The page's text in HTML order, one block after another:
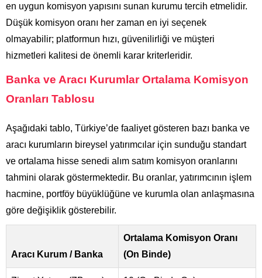
en uygun komisyon yapısını sunan kurumu tercih etmelidir.
Düşük komisyon oranı her zaman en iyi seçenek
olmayabilir; platformun hızı, güvenilirliği ve müşteri
hizmetleri kalitesi de önemli karar kriterleridir.
Banka ve Aracı Kurumlar Ortalama Komisyon
Oranları Tablosu
Aşağıdaki tablo, Türkiye’de faaliyet gösteren bazı banka ve
aracı kurumların bireysel yatırımcılar için sunduğu standart
ve ortalama hisse senedi alım satım komisyon oranlarını
tahmini olarak göstermektedir. Bu oranlar, yatırımcının işlem
hacmine, portföy büyüklüğüne ve kurumla olan anlaşmasına
göre değişiklik gösterebilir.
Aracı Kurum / Banka
Ortalama Komisyon Oranı
(On Binde)